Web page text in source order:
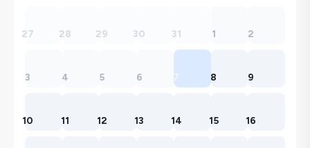
27 28 29 30 31 1 2
3 4 5 6 7 8 9
10 11 12 13 14 15 16